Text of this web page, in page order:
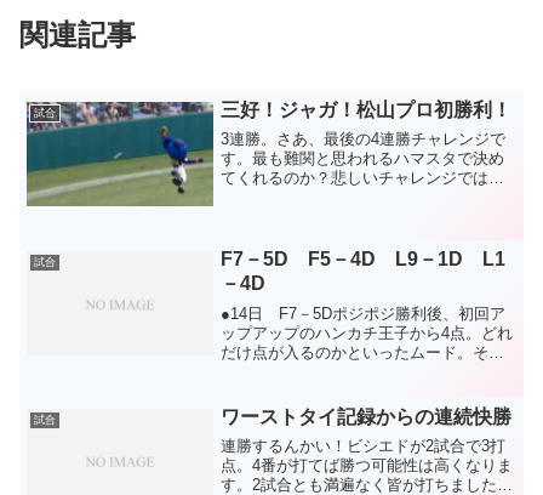
関連記事
試合 三好！ジャガ！松山プロ初勝利！
3連勝。さあ、最後の4連勝チャレンジで
す。最も難関と思われるハマスタで決め
てくれるのか？悲しいチャレンジではあ
完封でしたが、ジャイ...
試合
F7－5D F5－4D L9－1D L1
－4D
●14日 F7－5Dポジポジ勝利後、初回ア
ップアップのハンカチ王子から4点。どれ
だけ点が入るのかといったムード。そし
その後9回までノーヒット( ﾟДﾟ)大野もま
た前の大...
試合 ワーストタイ記録からの連続快勝
連勝するんかい！ビシエドが2試合で3打
点。4番が打てば勝つ可能性は高くなりま
す。2試合とも満遍なく皆が打ちました